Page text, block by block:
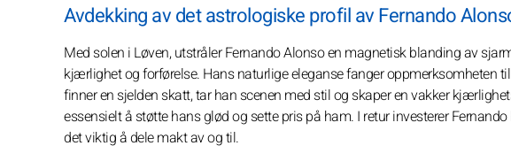
Avdekking av det astrologiske profil av Fernando
Med solen i Løven, utstråler Fernando Alonso en magnetisk blanding av
kjærlighet og forførelse. Hans naturlige eleganse fanger oppmerksomheten
finner en sjelden skatt, tar han scenen med stil og skaper en vakker
essensielt å støtte hans glød og sette pris på ham. I retur investerer
det viktig å dele makt av og til.